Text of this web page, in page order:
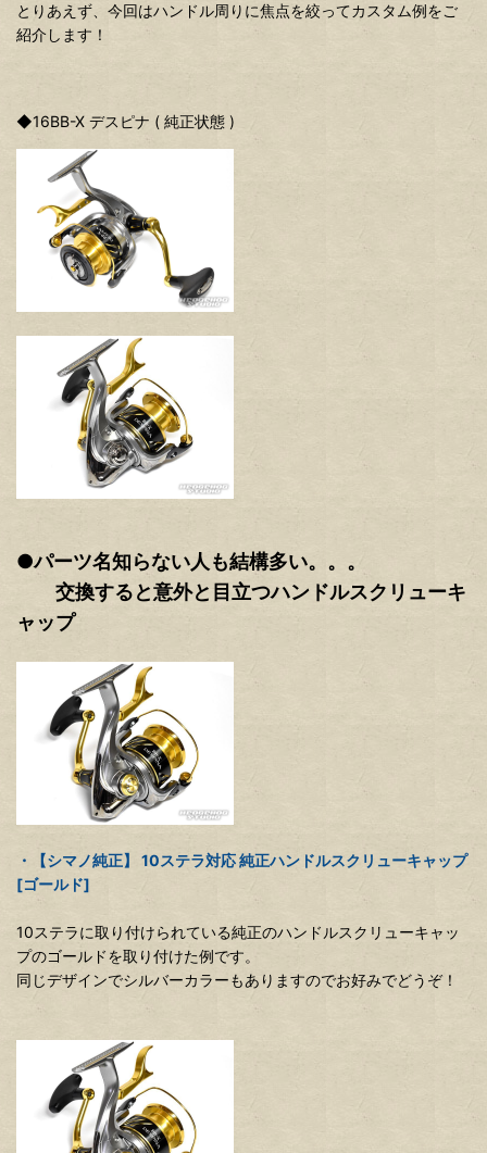
とりあえず、今回はハンドル周りに焦点を絞ってカスタム例をご
紹介します！
◆16BB-X デスピナ ( 純正状態 )
●パーツ名知らない人も結構多い。。。
交換すると意外と目立つハンドルスクリューキ
ャップ
・【シマノ純正】 10ステラ対応 純正ハンドルスクリューキャップ
[ゴールド]
10ステラに取り付けられている純正のハンドルスクリューキャッ
プのゴールドを取り付けた例です。
同じデザインでシルバーカラーもありますのでお好みでどうぞ！